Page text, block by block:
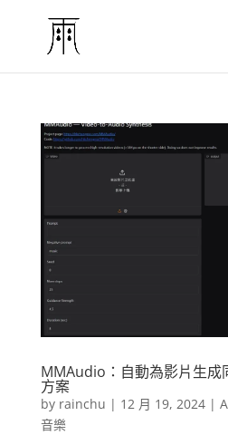
MMAudio：自動為影片生成
方案
by rainchu | 12 月 19, 2024|
音樂